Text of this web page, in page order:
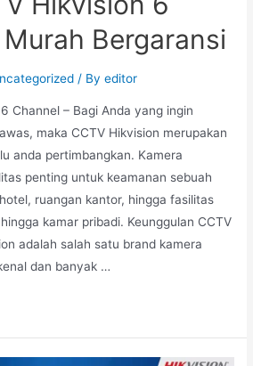
Bergaransi
/ Byeditor
Channel – Bagi Anda yang ingin
maka CCTV Hikvision merupakan
anda pertimbangkan. Kamera
penting untuk keamanan sebuah
ruangan kantor, hingga fasilitas
kamar pribadi. Keunggulan CCTV
adalah salah satu brand kamera
dan banyak …